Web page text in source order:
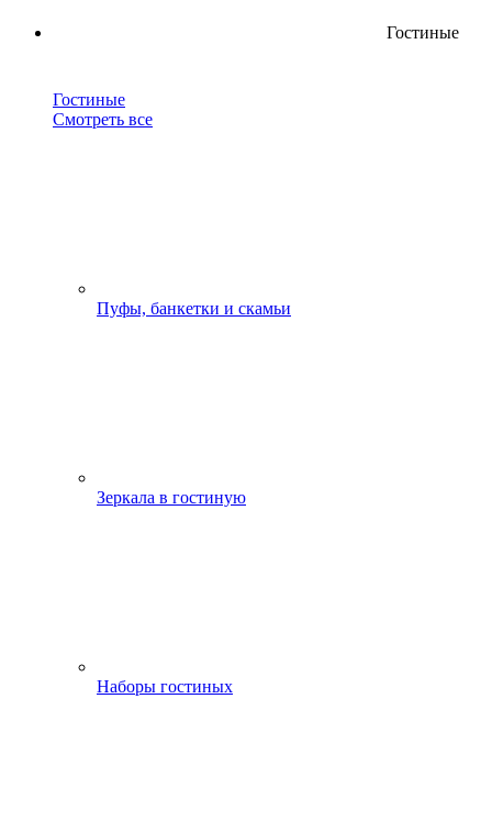
Гостиные
Гостиные
Смотреть все
Пуфы, банкетки и скамьи
Зеркала в гостиную
Наборы гостиных